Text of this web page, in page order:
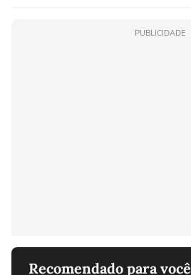
PUBLICIDADE
Recomendado para você